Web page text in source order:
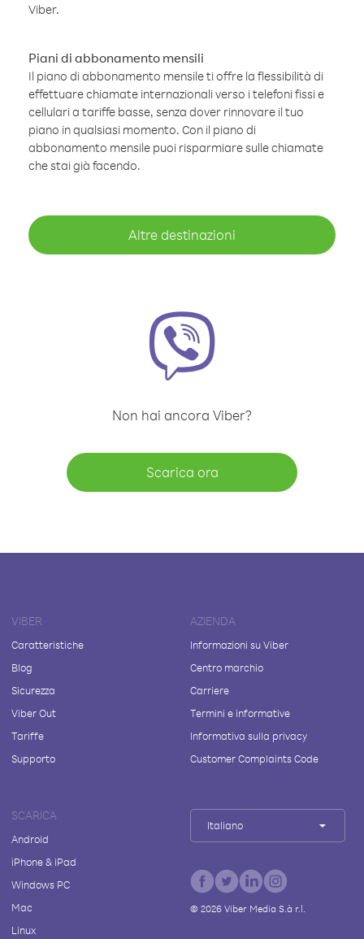
Viber.
Piani di abbonamento mensili
Il piano di abbonamento mensile ti offre la flessibilità di
effettuare chiamate internazionali verso i telefoni fissi e
cellulari a tariffe basse, senza dover rinnovare il tuo
piano in qualsiasi momento. Con il piano di
abbonamento mensile puoi risparmiare sulle chiamate
che stai già facendo.
Altre destinazioni
Non hai ancora Viber?
Scarica ora
VIBER
Caratteristiche
Blog
Sicurezza
Viber Out
Tariffe
Supporto
AZIENDA
Informazioni su Viber
Centro marchio
Carriere
Termini e informative
Informativa sulla privacy
Customer Complaints Code
SCARICA
Android
iPhone & iPad
Windows PC
Mac
Linux
Italiano
© 2026Viber Media S.à r.l.